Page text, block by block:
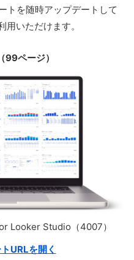
トを随時アップデートして
いただけます。
99ページ）
Looker Studio（4007）
URLを開く